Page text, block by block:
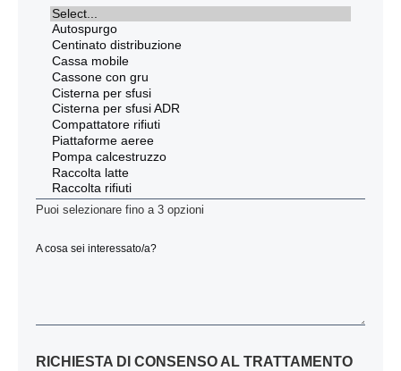
Catena cinematica
220-500 CV
intelligente e adattabile, ma anche
Puoi selezionare fino a 3 opzioni
A cosa sei interessato/a?
RICHIESTA DI CONSENSO AL TRATTAMENTO